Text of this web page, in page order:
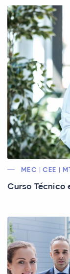
MEC | CEE |
Curso Técnico